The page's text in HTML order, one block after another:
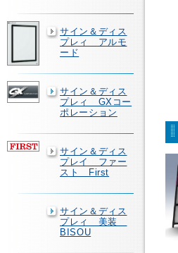
サイン＆ディス
プレィ アルモ
ード
サイン＆ディス
プレィ GXコー
ポレーション
サイン＆ディス
プレイ ファー
スト First
サイン＆ディス
プレィ 美装
BISOU